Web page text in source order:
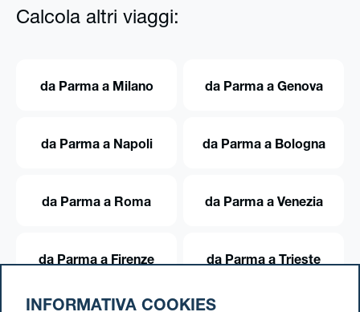
Calcola altri viaggi:
da Parma a Milano da Parma a Genova
da Parma a Napoli da Parma a Bologna
da Parma a Roma da Parma a Venezia
da Parma a Firenze da Parma a Trieste
INFORMATIVA COOKIES